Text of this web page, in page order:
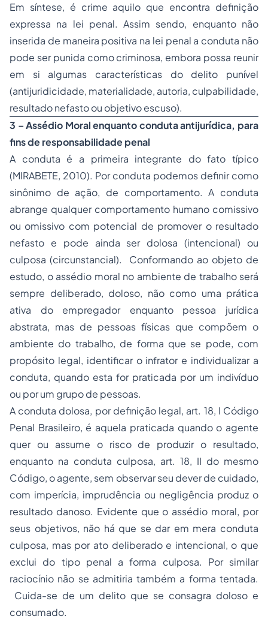
Em síntese, é crime aquilo que encontra definição
expressa na lei penal. Assim sendo, enquanto não
inserida de maneira positiva na lei penal a conduta não
pode ser punida como criminosa, embora possa reunir
em si algumas características do delito punível
(antijuridicidade, materialidade, autoria, culpabilidade,
resultado nefasto ou objetivo escuso).
3 – Assédio Moral enquanto conduta antijurídica, para
fins de responsabilidade penal
A conduta é a primeira integrante do fato típico
(MIRABETE, 2010). Por conduta podemos definir como
sinônimo de ação, de comportamento. A conduta
abrange qualquer comportamento humano comissivo
ou omissivo com potencial de promover o resultado
nefasto e pode ainda ser dolosa (intencional) ou
culposa (circunstancial). Conformando ao objeto de
estudo, o assédio moral no ambiente de trabalho será
sempre deliberado, doloso, não como uma prática
ativa do empregador enquanto pessoa jurídica
abstrata, mas de pessoas físicas que compõem o
ambiente do trabalho, de forma que se pode, com
propósito legal, identificar o infrator e individualizar a
conduta, quando esta for praticada por um indivíduo
ou por um grupo de pessoas.
A conduta dolosa, por definição legal, art. 18, I Código
Penal Brasileiro, é aquela praticada quando o agente
quer ou assume o risco de produzir o resultado,
enquanto na conduta culposa, art. 18, II do mesmo
Código, o agente, sem observar seu dever de cuidado,
com imperícia, imprudência ou negligência produz o
resultado danoso. Evidente que o assédio moral, por
seus objetivos, não há que se dar em mera conduta
culposa, mas por ato deliberado e intencional, o que
exclui do tipo penal a forma culposa. Por similar
raciocínio não se admitiria também a forma tentada.
Cuida-se de um delito que se consagra doloso e
consumado.